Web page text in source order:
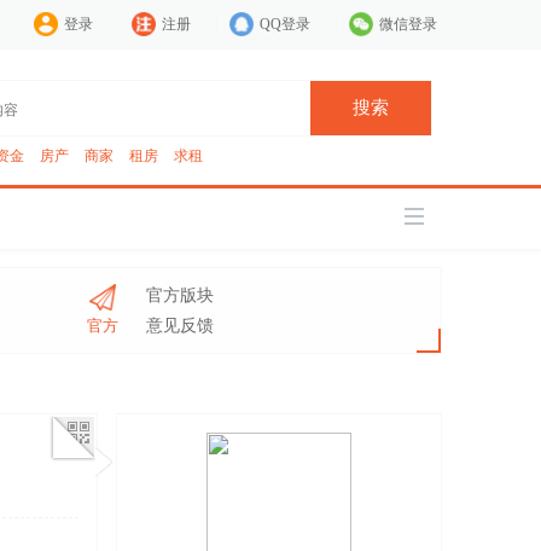
登录 注册 QQ登录 微信登录
搜索
金 房产 商家 租房 求租
官方
官方版块
意见反馈